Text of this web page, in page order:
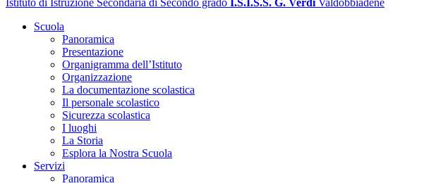
Istituto di Istruzione Secondaria di Secondo grado I.S.I.S.S. G. Verdi Valdobbiadene
Scuola
Panoramica
Presentazione
Organigramma dell’Istituto
Organizzazione
La documentazione scolastica
Il personale scolastico
Sicurezza scolastica
I luoghi
La Storia
Esplora la Nostra Scuola
Servizi
Panoramica